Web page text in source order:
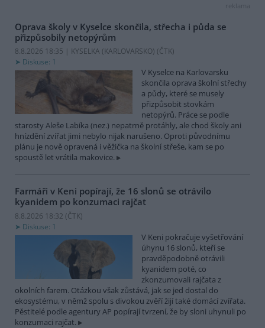
reklama
Oprava školy v Kyselce skončila, střecha i půda se
přizpůsobily netopýrům
8.8.2026 18:35 | KYSELKA (KARLOVARSKO) (ČTK)
Diskuse: 1
V Kyselce na Karlovarsku
skončila oprava školní střechy
a půdy, které se musely
přizpůsobit stovkám
netopýrů. Práce se podle
starosty Aleše Labíka (nez.) nepatrně protáhly, ale chod školy ani
hnízdění zvířat jimi nebylo nijak narušeno. Oproti původnímu
plánu je nově opravená i věžička na školní střeše, kam se po
spoustě let vrátila makovice.
Farmáři v Keni popírají, že 16 slonů se otrávilo
kyanidem po konzumaci rajčat
8.8.2026 18:32 (ČTK)
Diskuse: 1
V Keni pokračuje vyšetřování
úhynu 16 slonů, kteří se
pravděpodobně otrávili
kyanidem poté, co
zkonzumovali rajčata z
okolních farem. Otázkou však zůstává, jak se jed dostal do
ekosystému, v němž spolu s divokou zvěří žijí také domácí zvířata.
Pěstitelé podle agentury AP popírají tvrzení, že by sloni uhynuli po
konzumaci rajčat.